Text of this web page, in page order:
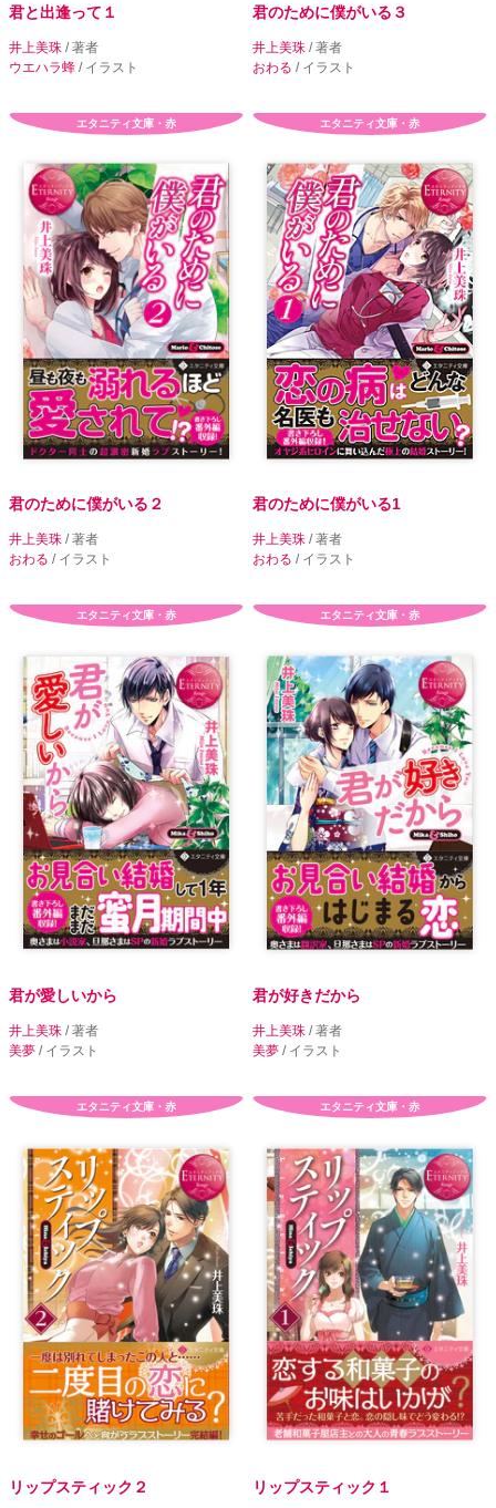
君と出逢って１
井上美珠 / 著者
ウエハラ蜂 / イラスト
君のために僕がいる３
井上美珠 / 著者
おわる / イラスト
エタニティ文庫・赤
君のために僕がいる２
井上美珠 / 著者
おわる / イラスト
エタニティ文庫・赤
君のために僕がいる1
井上美珠 / 著者
おわる / イラスト
エタニティ文庫・赤
君が愛しいから
井上美珠 / 著者
美夢 / イラスト
エタニティ文庫・赤
君が好きだから
井上美珠 / 著者
美夢 / イラスト
エタニティ文庫・赤
リップスティック２
エタニティ文庫・赤
リップスティック１